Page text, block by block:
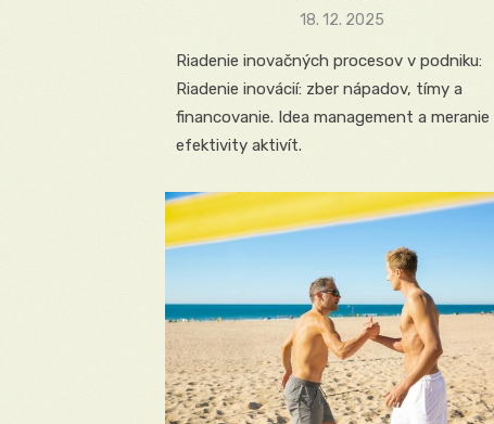
Posted
18. 12. 2025
Riadenie inovačných procesov v podniku:
Riadenie inovácií: zber nápadov, tímy a
financovanie. Idea management a meranie
efektivity aktivít.